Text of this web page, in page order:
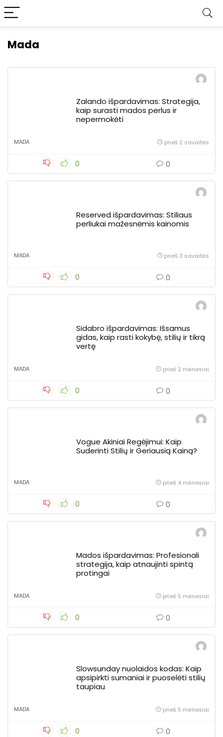
Mada
Zalando išpardavimas: Strategija,
kaip surasti mados perlus ir
nepermokėti
MADA prieš 2 savaitės
0 0
Reserved išpardavimas: Stiliaus
perliukai mažesnėmis kainomis
MADA prieš 3 savaitės
0 0
Sidabro išpardavimas: Išsamus
gidas, kaip rasti kokybę, stilių ir tikrą
vertę
MADA prieš 2 mėnesiai
0 0
Vogue Akiniai Regėjimui: Kaip
Suderinti Stilių ir Geriausią Kainą?
MADA prieš 4 mėnesiai
0 0
Mados išpardavimas: Profesionali
strategija, kaip atnaujinti spintą
protingai
MADA prieš 5 mėnesiai
0 0
Slowsunday nuolaidos kodas: Kaip
apsipirkti sumaniai ir puoselėti stilių
taupiau
MADA prieš 5 mėnesiai
0 0